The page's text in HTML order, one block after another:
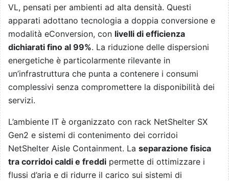
VL, pensati per ambienti ad alta densità. Questi
apparati adottano tecnologia a doppia conversione e
modalità eConversion, con livelli di efficienza
dichiarati fino al 99%. La riduzione delle dispersioni
energetiche è particolarmente rilevante in
un’infrastruttura che punta a contenere i consumi
complessivi senza compromettere la disponibilità dei
servizi.
L’ambiente IT è organizzato con rack NetShelter SX
Gen2 e sistemi di contenimento dei corridoi
NetShelter Aisle Containment. La separazione fisica
tra corridoi caldi e freddi permette di ottimizzare i
flussi d’aria e di ridurre il carico sui sistemi di